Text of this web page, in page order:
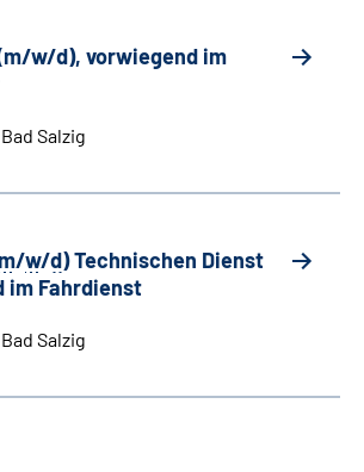
w/d), vorwiegend im
Salzig
m/w/d) Technischen Dienst
im Fahrdienst
Salzig